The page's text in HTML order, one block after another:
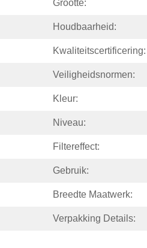
Grootte:
Houdbaarheid:
Kwaliteitscertificering:
Veiligheidsnormen:
Kleur:
Niveau:
Filtereffect:
Gebruik:
Breedte Maatwerk:
Verpakking Details: